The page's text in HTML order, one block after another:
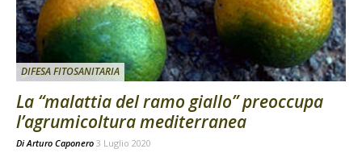
DIFESA FITOSANITARIA
La “malattia del ramo giallo” preoccupa
l’agrumicoltura mediterranea
DiArturo Caponero 3 Luglio 2020